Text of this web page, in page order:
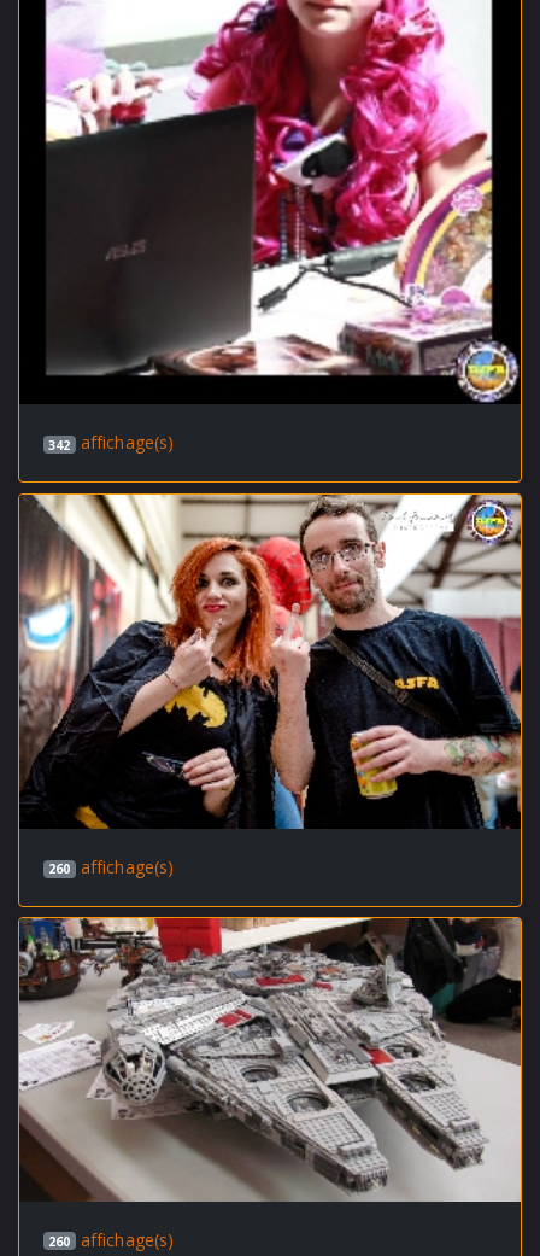
342 affichage(s)
260 affichage(s)
260 affichage(s)